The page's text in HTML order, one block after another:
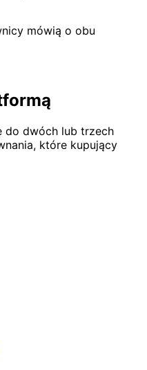
mówią o obu
do dwóch lub trzech
które kupujący